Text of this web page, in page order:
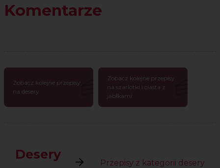
Komentarze
Zobacz kolejne przepisy
na desery
Zobacz kolejne przepisy
na szarlotki i ciasta z
jabłkami
Desery
Przepisy z kategorii desery